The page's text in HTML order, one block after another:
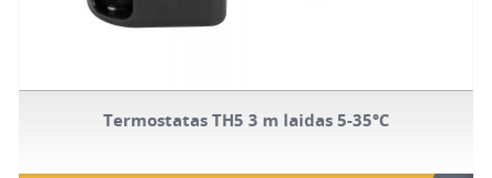
Termostatas TH5 3 m laidas 5-35°C